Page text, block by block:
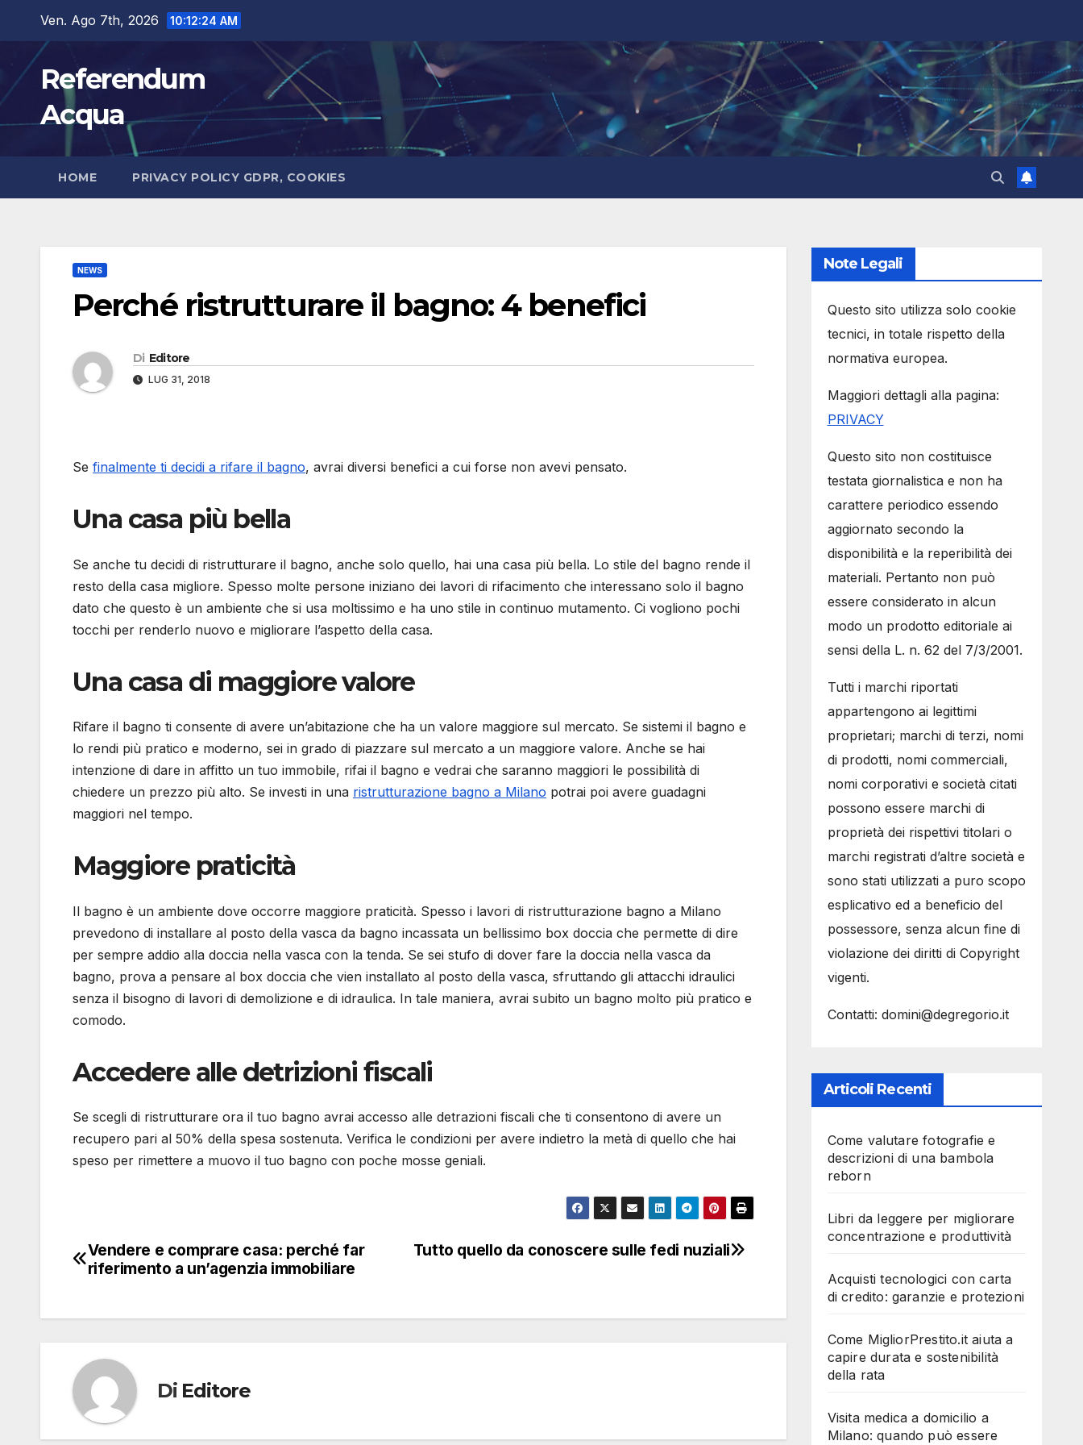
contenuto
Ven. Ago 7th, 2026 10:12:25 AM
Referendum
Acqua
HOME PRIVACY POLICY GDPR, COOKIES
NEWS
Perché ristrutturare il bagno: 4 benefici
Di Editore
LUG 31, 2018
Se finalmente ti decidi a rifare il bagno, avrai diversi benefici a cui forse non avevi pensato.
Una casa più bella
Se anche tu decidi di ristrutturare il bagno, anche solo quello, hai una casa più bella. Lo stile del bagno rende il
resto della casa migliore. Spesso molte persone iniziano dei lavori di rifacimento che interessano solo il bagno
dato che questo è un ambiente che si usa moltissimo e ha uno stile in continuo mutamento. Ci vogliono pochi
tocchi per renderlo nuovo e migliorare l’aspetto della casa.
Una casa di maggiore valore
Rifare il bagno ti consente di avere un’abitazione che ha un valore maggiore sul mercato. Se sistemi il bagno e
lo rendi più pratico e moderno, sei in grado di piazzare sul mercato a un maggiore valore. Anche se hai
intenzione di dare in affitto un tuo immobile, rifai il bagno e vedrai che saranno maggiori le possibilità di
chiedere un prezzo più alto. Se investi in una ristrutturazione bagno a Milano potrai poi avere guadagni
maggiori nel tempo.
Maggiore praticità
Il bagno è un ambiente dove occorre maggiore praticità. Spesso i lavori di ristrutturazione bagno a Milano
prevedono di installare al posto della vasca da bagno incassata un bellissimo box doccia che permette di dire
per sempre addio alla doccia nella vasca con la tenda. Se sei stufo di dover fare la doccia nella vasca da
bagno, prova a pensare al box doccia che vien installato al posto della vasca, sfruttando gli attacchi idraulici
senza il bisogno di lavori di demolizione e di idraulica. In tale maniera, avrai subito un bagno molto più pratico e
comodo.
Accedere alle detrizioni fiscali
Se scegli di ristrutturare ora il tuo bagno avrai accesso alle detrazioni fiscali che ti consentono di avere un
recupero pari al 50% della spesa sostenuta. Verifica le condizioni per avere indietro la metà di quello che hai
speso per rimettere a muovo il tuo bagno con poche mosse geniali.
Navigazione
Tutto quello da conoscere sulle fedi nuziali
Vendere e comprare casa: perché far
riferimento a un’agenzia immobiliare
Di Editore
Note Legali
Questo sito utilizza solo cookie
tecnici, in totale rispetto della
normativa europea.
Maggiori dettagli alla pagina:
PRIVACY
Questo sito non costituisce
testata giornalistica e non ha
carattere periodico essendo
aggiornato secondo la
disponibilità e la reperibilità dei
materiali. Pertanto non può
essere considerato in alcun
modo un prodotto editoriale ai
sensi della L. n. 62 del 7/3/2001.
Tutti i marchi riportati
appartengono ai legittimi
proprietari; marchi di terzi, nomi
di prodotti, nomi commerciali,
nomi corporativi e società citati
possono essere marchi di
proprietà dei rispettivi titolari o
marchi registrati d’altre società e
sono stati utilizzati a puro scopo
esplicativo ed a beneficio del
possessore, senza alcun fine di
violazione dei diritti di Copyright
vigenti.
Contatti: domini@degregorio.it
Articoli Recenti
Come valutare fotografie e
descrizioni di una bambola
reborn
Libri da leggere per migliorare
concentrazione e produttività
Acquisti tecnologici con carta
di credito: garanzie e protezioni
Come MigliorPrestito.it aiuta a
capire durata e sostenibilità
della rata
Visita medica a domicilio a
Milano: quando può essere